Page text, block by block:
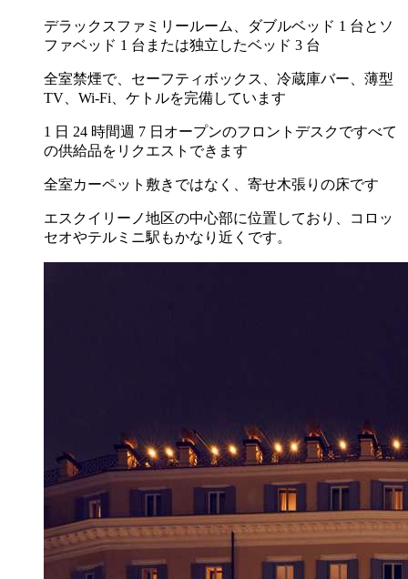
デラックスファミリールーム、ダブルベッド 1 台とソ
ファベッド 1 台または独立したベッド 3 台
全室禁煙で、セーフティボックス、冷蔵庫バー、薄型
TV、Wi-Fi、ケトルを完備しています
1 日 24 時間週 7 日オープンのフロントデスクですべて
の供給品をリクエストできます
全室カーペット敷きではなく、寄せ木張りの床です
エスクイリーノ地区の中心部に位置しており、コロッ
セオやテルミニ駅もかなり近くです。